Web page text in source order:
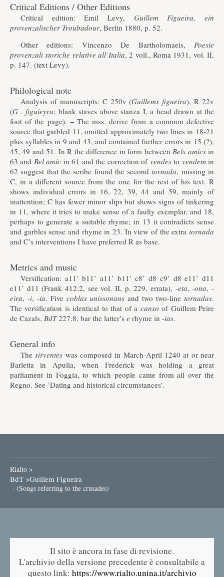
Critical Editions / Other Editions
Critical edition: Emil Levy, Guillem Figueira, ein
provenzalischer Troubadour, Berlin 1880, p. 52.
Other editions: Vincenzo De Bartholomaeis, Poesie
provenzali storiche relative all’Italia, 2 voll., Roma 1931, vol. II,
p. 147. (text Levy).
Philological note
Analysis of manuscripts: C 250v (Guillems figueira), R 22v
(G . figuieyra; blank staves above stanza I, a head drawn at the
foot of the page). − The mss. derive from a common defective
source that garbled 11, omitted approximately two lines in 18-21
plus syllables in 9 and 43, and contained further errors in 15 (?),
45, 49 and 51. In R the difference in form betweenBels amicsin
63 and Bel amic in 61 and the correction of vendesto vendemin
62 suggest that the scribe found the secondtornada, missing in
C, in a different source from the one for the rest of his text. R
shows individual errors in 16, 22, 39, 44 and 59, mainly of
inattention; C has fewer minor slips but shows signs of tinkering
in 11, where it tries to make sense of a faulty exemplar, and 18,
perhaps to generate a suitable rhyme; in 13 it contradicts sense
and garbles sense and rhyme in 23. In view of the extra tornada
and C’s interventions I have preferred R as base.
Metrics and music
Versification: a11’ b11’ a11’ b11’ c8’ d8 c9’ d8 e11’ d11
e11’ d11 (Frank 412:2, see vol. II, p. 229, errata), -eta,-ona,-
eira, -i, -ia. Five coblas unissonans and two two-linetornadas.
The versification is identical to that of a canso of Guillem Peire
de Cazals, BdT227.8, bar the latter’s e rhyme in -ias.
General info
Thesirventes was composed in March-April 1240 at or near
Barletta in Apulia, when Frederick was holding a great
parliament in Foggia, to which people came from all over the
Regno. See ‘Dating and historical circumstances’.
Rialto >
BdT >Guillem Figueira
· (Songs referring to the crusades)
Il sito è ancora in fase di revisione.
L'archivio della versione precedente è consultabile a
questo link: https://www.rialto.unina.it/archivio